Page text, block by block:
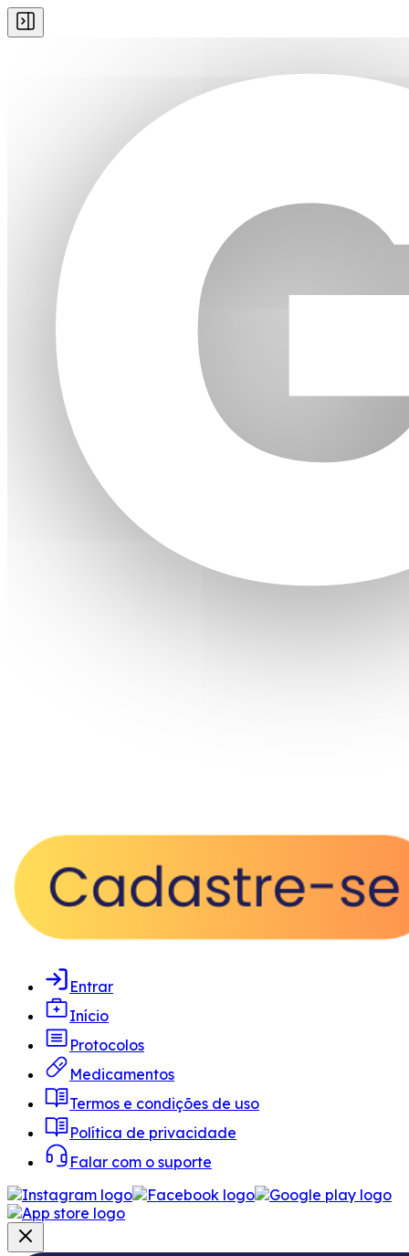
Entrar
Início
Protocolos
Medicamentos
Termos e condições de uso
Política de privacidade
Falar com o suporte